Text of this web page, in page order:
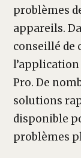
problèmes
appareils.
conseillé de
l’application
Pro. De
solutions
disponible
problèmes